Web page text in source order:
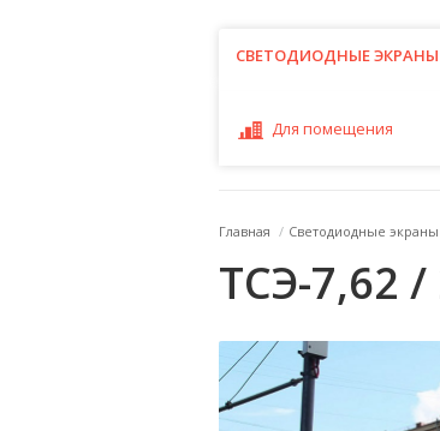
СВЕТОДИОДНЫЕ ЭКРАНЫ
СВЕТОДИОДНЫЕ ЭКРАНЫ
Для помещения
Главная / Светодиодные экраны
ТСЭ-7,62 /